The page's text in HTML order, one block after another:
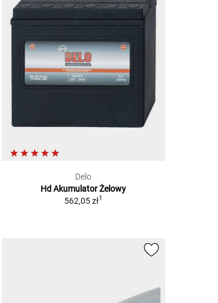
Delo
Hd Akumulator Żelowy
562,05 zł1